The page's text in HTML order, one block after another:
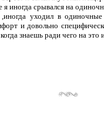
я иногда срывался на
уходил в
и довольно
знаешь ради чего на это